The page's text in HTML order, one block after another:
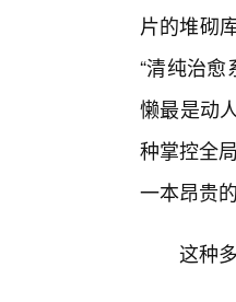
片的堆砌
“清纯治
懒最是动
种掌控全
一本昂贵
这种